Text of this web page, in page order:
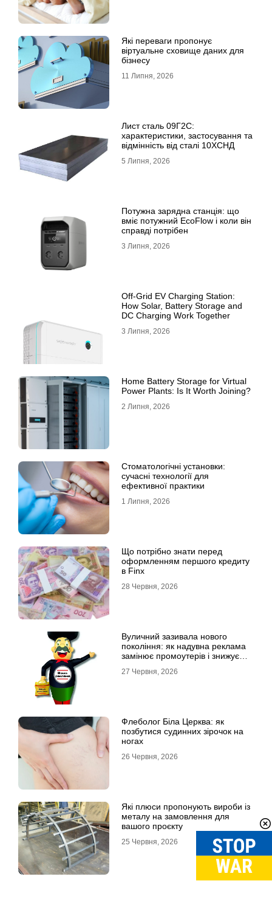
Які переваги пропонує
віртуальне сховище даних для
бізнесу
11 Липня, 2026
Лист сталь 09Г2С:
характеристики, застосування та
відмінність від сталі 10ХСНД
5 Липня, 2026
Потужна зарядна станція: що
вміє потужний EcoFlow і коли він
справді потрібен
3 Липня, 2026
Off-Grid EV Charging Station:
How Solar, Battery Storage and
DC Charging Work Together
3 Липня, 2026
Home Battery Storage for Virtual
Power Plants: Is It Worth Joining?
2 Липня, 2026
Стоматологічні установки:
сучасні технології для
ефективної практики
1 Липня, 2026
Що потрібно знати перед
оформленням першого кредиту
в Finx
28 Червня, 2026
Вуличний зазивала нового
покоління: як надувна реклама
замінює промоутерів і знижує
27 Червня, 2026
Флеболог Біла Церква: як
позбутися судинних зірочок на
ногах
26 Червня, 2026
Які плюси пропонують вироби із
металу на замовлення для
вашого проєкту
25 Червня, 2026